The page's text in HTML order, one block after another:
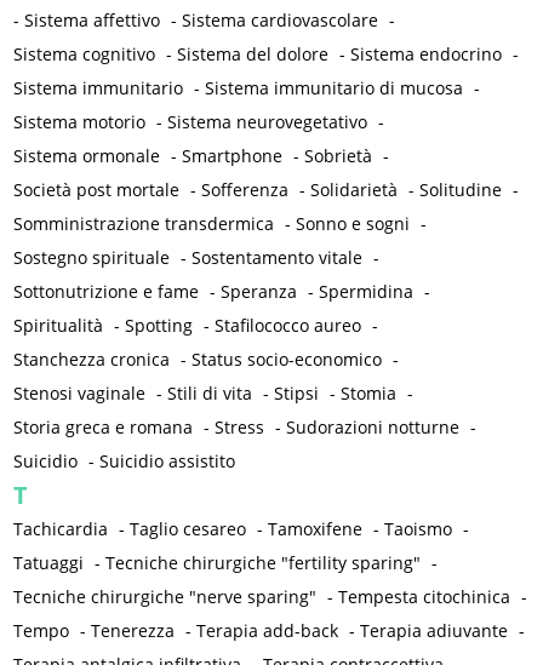
-Sistema affettivo -Sistema cardiovascolare -
Sistema cognitivo -Sistema del dolore -Sistema endocrino -
Sistema immunitario -Sistema immunitario di mucosa -
Sistema motorio -Sistema neurovegetativo -
Sistema ormonale -Smartphone -Sobrietà -
Società post mortale -Sofferenza -Solidarietà -Solitudine -
Somministrazione transdermica -Sonno e sogni -
Sostegno spirituale -Sostentamento vitale -
Sottonutrizione e fame -Speranza -Spermidina -
Spiritualità -Spotting -Stafilococco aureo -
Stanchezza cronica -Status socio-economico -
Stenosi vaginale -Stili di vita -Stipsi -Stomia -
Storia greca e romana -Stress -Sudorazioni notturne -
Suicidio -Suicidio assistito
T
Tachicardia -Taglio cesareo -Tamoxifene -Taoismo -
Tatuaggi -Tecniche chirurgiche "fertility sparing" -
Tecniche chirurgiche "nerve sparing" -Tempesta citochinica -
Tempo -Tenerezza -Terapia add-back -Terapia adiuvante -